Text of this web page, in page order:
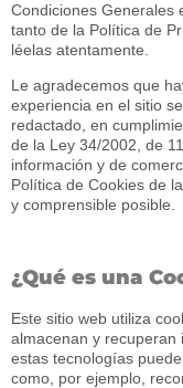
Condiciones Generales
tanto de la Política de
léelas atentamente.
Le agradecemos que
experiencia en el sitio
redactado, en
de la Ley 34/2002, de
información y de
Política de Cookies de
y comprensible posible.
¿Qué es una
Este sitio web utiliza
almacenan y recuperan
estas tecnologías
como, por ejemplo,